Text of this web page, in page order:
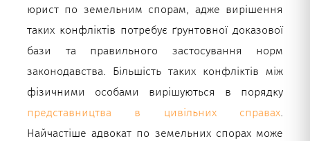
юрист по земельним спорам, адже вирішення
таких конфліктів потребує ґрунтовної доказової
бази та правильного застосування норм
законодавства. Більшість таких конфліктів між
фізичними особами вирішуються в порядку
представництва в цивільних справах.
Найчастіше адвокат по земельних спорах може